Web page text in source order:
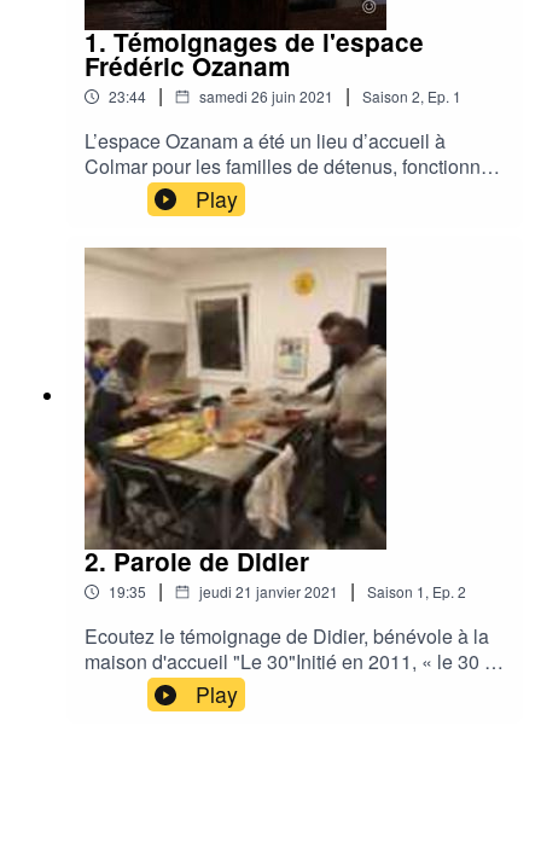
1. Témoignages de l'espace
Frédéric Ozanam
23:44 | samedi 26 juin 2021 | Saison 2, Ep. 1
L’espace Ozanam a été un lieu d’accueil à
Colmar pour les familles de détenus, fonctionne
depuis 2013.En juin 2021, le centre de détention
étant amené à déménager à Mulhouse-
Lutterbach, l’espace à clôturé cette aventure.À
cette occasion nous avons pu avoir des
échanges entre les différents acteurs d’Ozanam.
Play
2. Parole de Didier
19:35 | jeudi 21 janvier 2021 | Saison 1, Ep. 2
Ecoutez le témoignage de Didier, bénévole à la
maison d'accueil "Le 30"Initié en 2011, « le 30 »
accueille des personnes détenues dans le cadre
d’un aménagement de peine, et ce, dans le but
Play